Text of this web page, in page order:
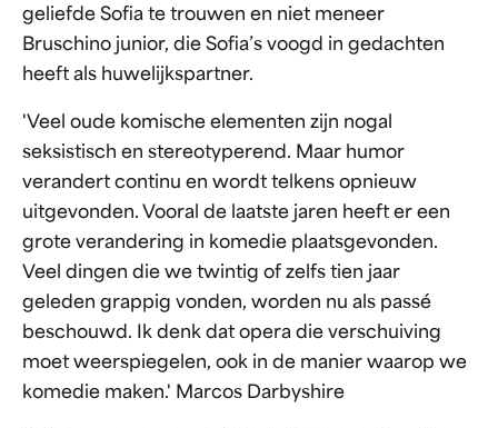
geliefde Sofia te trouwen en niet meneer
Bruschino junior, die Sofia’s voogd in gedachten
heeft als huwelijkspartner.
'Veel oude komische elementen zijn nogal
seksistisch en stereotyperend. Maar humor
verandert continu en wordt telkens opnieuw
uitgevonden. Vooral de laatste jaren heeft er een
grote verandering in komedie plaatsgevonden.
Veel dingen die we twintig of zelfs tien jaar
geleden grappig vonden, worden nu als passé
beschouwd. Ik denk dat opera die verschuiving
moet weerspiegelen, ook in de manier waarop we
komedie maken.' Marcos Darbyshire